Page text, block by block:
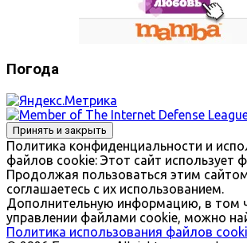
Погода
Политика конфиденциальности и
файлов сookie: Этот сайт использует
Продолжая пользоваться этим
соглашаетесь с их использованием.
Дополнительную информацию, в том
управлении файлами cookie, можно
Политика использования файлов